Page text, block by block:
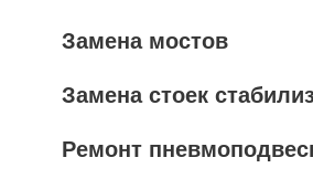
Замена мостов
Замена стоек
Ремонт